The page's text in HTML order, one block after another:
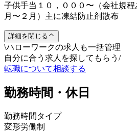
子供手当１０，０００〜（会社規
月〜２月）主に凍結防止剤散布
詳細を閉じる
\ハローワークの求人も一括管理
自分に合う求人を探してもらう /
転職について相談する
勤務時間・休日
勤務時間タイプ
変形労働制